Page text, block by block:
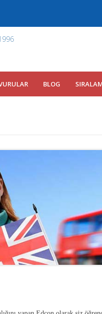
BLOG